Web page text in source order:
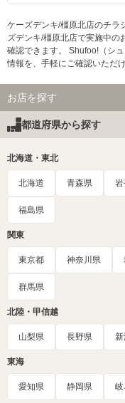
ケーズデンキ/橿原北店のチラ
ズデンキ/橿原北店で実施中の
確認できます。 Shufoo!（シ
情報を、手軽にご確認いただ
お店を探す
都道府県から探す
北海道・東北
北海道 青森県
福島県
関東
東京都 神奈川県
群馬県
北陸・甲信越
山梨県 長野県
東海
愛知県 静岡県